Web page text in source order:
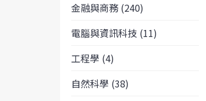
金融與商務 (240)
電腦與資訊科技 (11)
工程學 (4)
自然科學 (38)